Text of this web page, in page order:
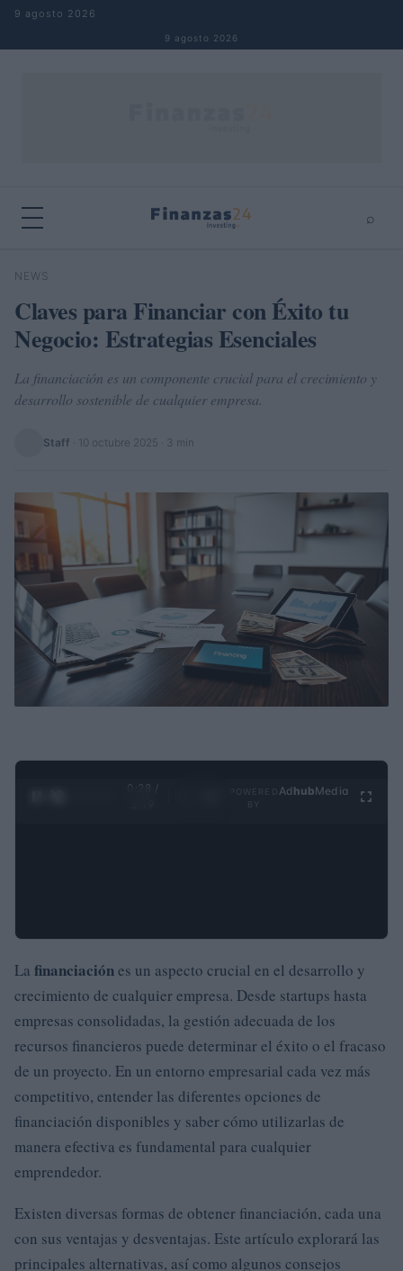
Saltar al contenido
9 agosto 2026
9 agosto 2026
⌕
Buscar
NEWS
Claves para Financiar con Éxito tu
Negocio: Estrategias Esenciales
La financiación es un componente crucial para el crecimiento y
desarrollo sostenible de cualquier empresa.
Staff 10 octubre 2025 · 3 min
0:29 /
Ad hubMedia
La financiaciónes un aspecto crucial en el desarrollo y
crecimiento de cualquier empresa. Desde startups hasta
empresas consolidadas, la gestión adecuada de los
recursos financieros puede determinar el éxito o el fracaso
de un proyecto. En un entorno empresarial cada vez más
competitivo, entender las diferentes opciones de
financiación disponibles y saber cómo utilizarlas de
manera efectiva es fundamental para cualquier
emprendedor.
Existen diversas formas de obtener financiación, cada una
con sus ventajas y desventajas. Este artículo explorará las
principales alternativas, así como algunos consejos